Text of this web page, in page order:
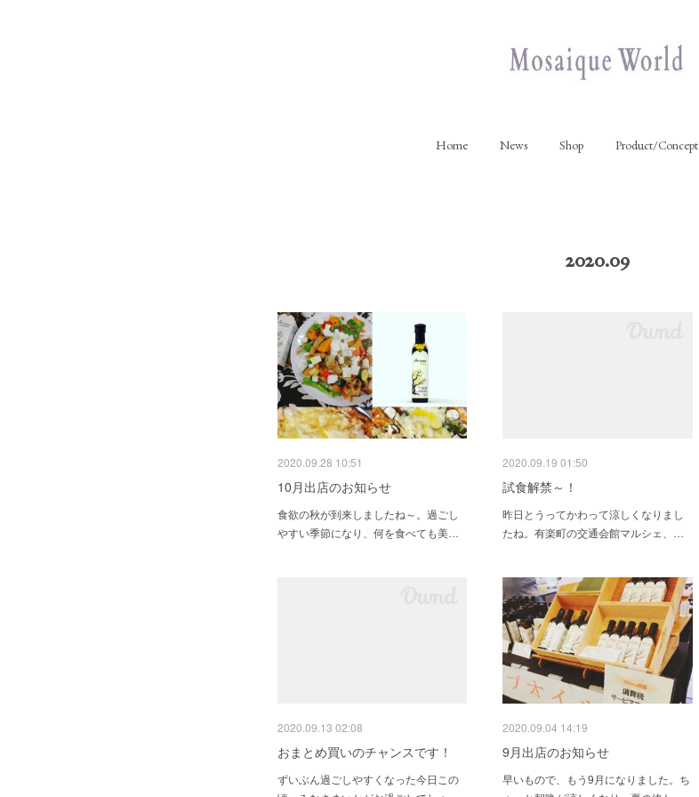
Home News Shop Product/Concept
2020.09
2020.09.28 10:51
10月出店のお知らせ
食欲の秋が到来しましたね～。過ごし
やすい季節になり、何を食べても美…
2020.09.19 01:50
試食解禁～！
昨日とうってかわって涼しくなりまし
たね。有楽町の交通会館マルシェ、…
2020.09.13 02:08
おまとめ買いのチャンスです！
ずいぶん過ごしやすくなった今日この
2020.09.04 14:19
9月出店のお知らせ
早いもので、もう9月になりました。ち